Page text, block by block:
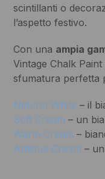
scintillanti o
l’aspetto festivo.
Con una ampia
Vintage Chalk
sfumatura perfetta
Natural White – il
Soft Cream – un
Warm Cream –
Antique Cream –